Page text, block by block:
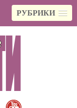
РУБРИКИ